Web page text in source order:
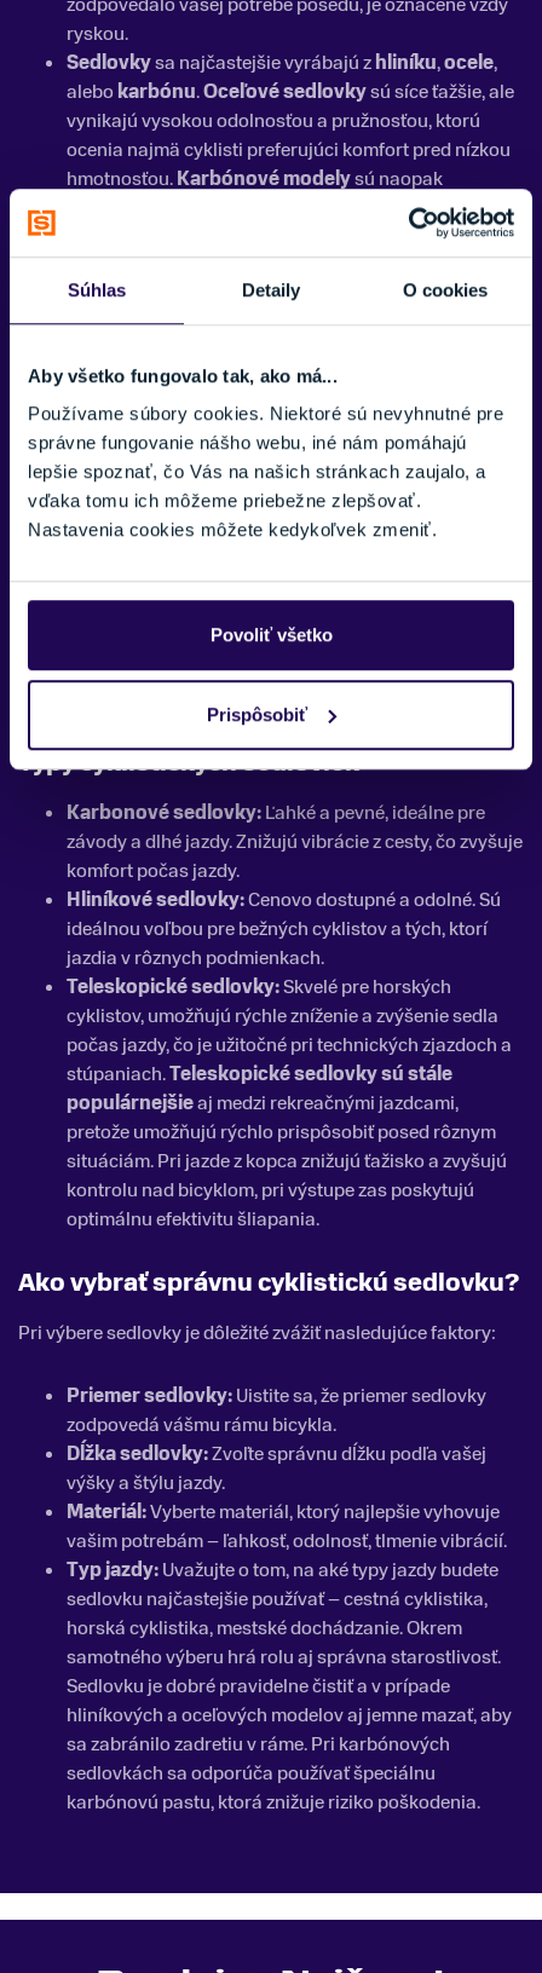
Súhlas Detaily O cookies
Aby všetko fungovalo tak, ako má...
Používame súbory cookies. Niektoré sú nevyhnutné pre
správne fungovanie nášho webu, iné nám pomáhajú
lepšie spoznať, čo Vás na našich stránkach zaujalo, a
vďaka tomu ich môžeme priebežne zlepšovať.
Nastavenia cookies môžete kedykoľvek zmeniť.
Povoliť všetko
Prispôsobiť
ryskou.
Sedlovkysa najčastejšie vyrábajú zhliníku,ocele,
alebo karbónu.Oceľové sedlovkysú síce ťažšie, ale
vynikajú vysokou odolnosťou a pružnosťou, ktorú
ocenia najmä cyklisti preferujúci komfort pred nízkou
hmotnosťou.Karbónové modelysú naopak
ultralahké a schopné lepšie tlmiť vibrácie, no vyžadujú
V článku:Ako vybrať ideálnu teleskopickú
sedlovku
sa dozviete všetky tipy a triky ohľadom
výberu, porovnania, výhod, nevýhod, ale aj veľa iných
Prečo je kvalitná sedlovka dôležitá?
Cyklistická sedlovkahrá zásadnú rolu vo vašom pohodlí a
efektivite. Správna sedlovka vám umožní udržať optimálnu
polohu tela, čo znižuje únavu a riziko zranenia. Kvalitné
váš celkový cyklistický zážitok. Niektoré moderné sedlovky
ponúkajú aj inovatívne systémy uchytenia, ktoré umožňujú
rýchle a presné nastavenie sklonu sedla. Vďaka tomu si
môžete doladiť posed podľa svojich preferencií a predísť
Typy cyklistických sedloviek
Karbonové sedlovky:Ľahké a pevné, ideálne pre
závody a dlhé jazdy. Znižujú vibrácie z cesty, čo zvyšuje
komfort počas jazdy.
Hliníkové sedlovky:Cenovo dostupné a odolné. Sú
ideálnou voľbou pre bežných cyklistov a tých, ktorí
jazdia v rôznych podmienkach.
Teleskopické sedlovky:Skvelé pre horských
cyklistov, umožňujú rýchle zníženie a zvýšenie sedla
počas jazdy, čo je užitočné pri technických zjazdoch a
stúpaniach.Teleskopické sedlovky sú stále
populárnejšieaj medzi rekreačnými jazdcami,
pretože umožňujú rýchlo prispôsobiť posed rôznym
situáciám. Pri jazde z kopca znižujú ťažisko a zvyšujú
kontrolu nad bicyklom, pri výstupe zas poskytujú
optimálnu efektivitu šliapania.
Ako vybrať správnu cyklistickú sedlovku?
Pri výbere sedlovky je dôležité zvážiť nasledujúce faktory:
Priemer sedlovky:Uistite sa, že priemer sedlovky
zodpovedá vášmu rámu bicykla.
Dĺžka sedlovky:Zvoľte správnu dĺžku podľa vašej
výšky a štýlu jazdy.
Materiál:Vyberte materiál, ktorý najlepšie vyhovuje
vašim potrebám – ľahkosť, odolnosť, tlmenie vibrácií.
Typ jazdy:Uvažujte o tom, na aké typy jazdy budete
sedlovku najčastejšie používať – cestná cyklistika,
horská cyklistika, mestské dochádzanie. Okrem
samotného výberu hrá rolu aj správna starostlivosť.
Sedlovku je dobré pravidelne čistiť a v prípade
hliníkových a oceľových modelov aj jemne mazať, aby
sa zabránilo zadretiu v ráme. Pri karbónových
sedlovkách sa odporúča používať špeciálnu
karbónovú pastu, ktorá znižuje riziko poškodenia.